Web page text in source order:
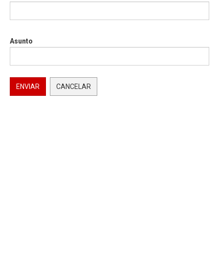
Asunto
ENVIAR CANCELAR